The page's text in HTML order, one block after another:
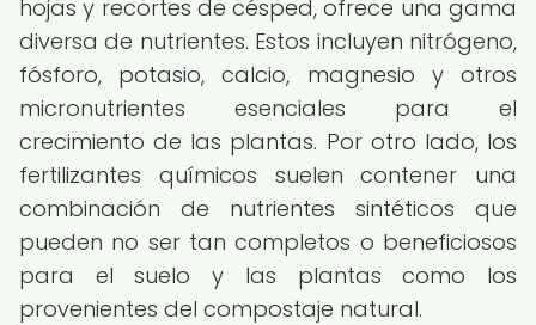
hojas y recortes de césped, ofrece una gama
diversa de nutrientes. Estos incluyen nitrógeno,
fósforo, potasio, calcio, magnesio y otros
micronutrientes esenciales para el
crecimiento de las plantas. Por otro lado, los
fertilizantes químicos suelen contener una
combinación de nutrientes sintéticos que
pueden no ser tan completos o beneficiosos
para el suelo y las plantas como los
provenientes del compostaje natural.